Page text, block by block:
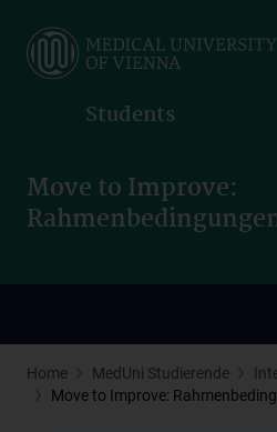
main
Students
Move to Improve:
Home MedUni Studierende
Move to Improve: